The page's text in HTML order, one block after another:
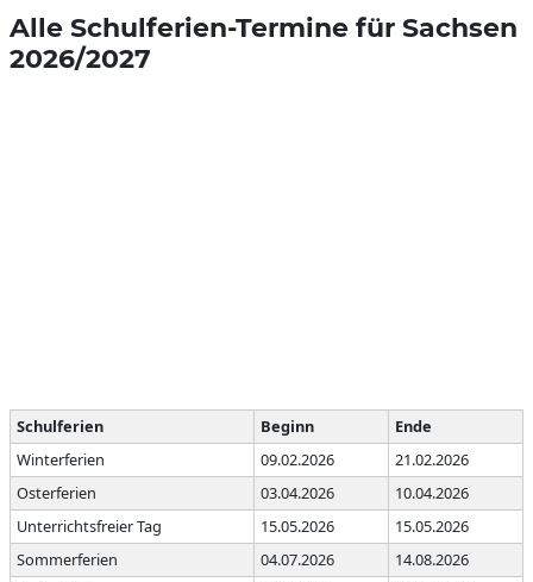
Alle Schulferien-Termine für Sachsen
2026/2027
Schulferien Beginn
Ende
Winterferien
09.02.2026
21.02.2026
Osterferien
03.04.2026
10.04.2026
Unterrichtsfreier Tag
15.05.2026
15.05.2026
Sommerferien
04.07.2026
14.08.2026